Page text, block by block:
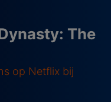
The
op Netflix bij